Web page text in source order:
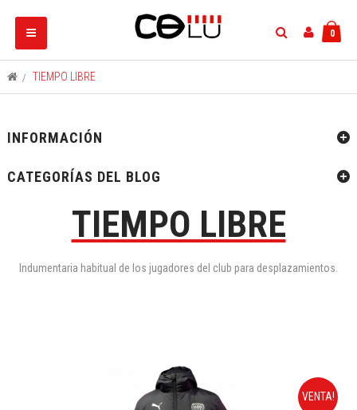
Navegación
Toggle
0
> TIEMPO LIBRE
INFORMACIÓN
CATEGORÍAS DEL BLOG
TIEMPO LIBRE
Indumentaria habitual de los jugadores del club para desplazamientos.
VENTA!